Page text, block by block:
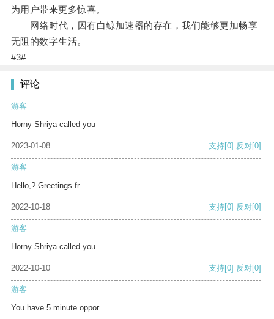
为用户带来更多惊喜。
网络时代，因有白鲸加速器的存在，我们能够更加畅享
无阻的数字生活。
#3#
评论
游客
Horny Shriya called you
2023-01-08 支持[0] 反对[0]
游客
Hello,? Greetings fr
2022-10-18 支持[0] 反对[0]
游客
Horny Shriya called you
2022-10-10 支持[0] 反对[0]
游客
You have 5 minute oppor